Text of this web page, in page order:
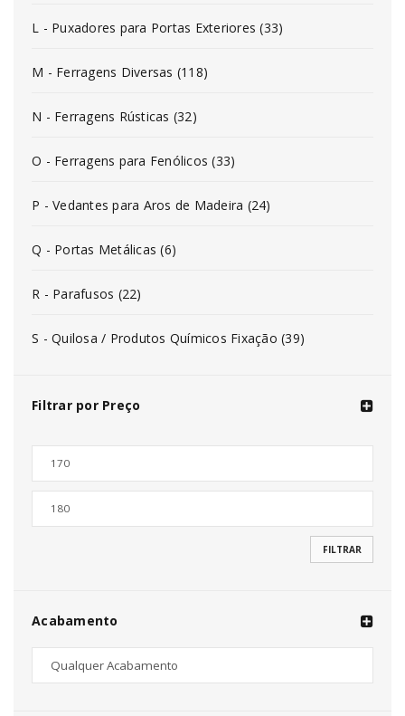
L - Puxadores para Portas Exteriores (33)
M - Ferragens Diversas (118)
N - Ferragens Rústicas (32)
O - Ferragens para Fenólicos (33)
P - Vedantes para Aros de Madeira (24)
Q - Portas Metálicas (6)
R - Parafusos (22)
S - Quilosa / Produtos Químicos Fixação (39)
Filtrar por Preço
FILTRAR
Acabamento